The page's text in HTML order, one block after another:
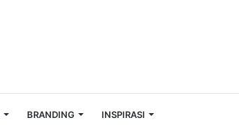
BRANDING INSPIRASI